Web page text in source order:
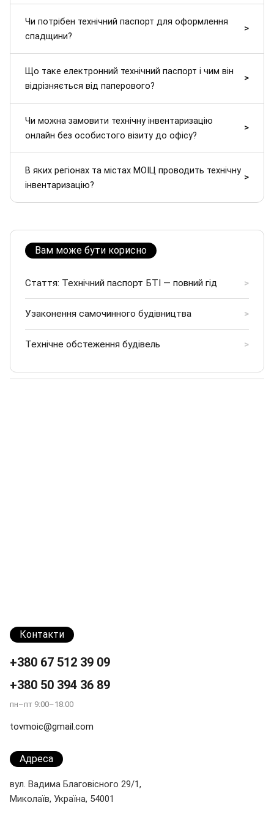
Чи потрібен технічний паспорт для оформлення
спадщини?
>
Що таке електронний технічний паспорт і чим він
відрізняється від паперового?
>
Чи можна замовити технічну інвентаризацію
онлайн без особистого візиту до офісу?
>
В яких регіонах та містах МОІЦ проводить технічну
інвентаризацію?
>
Вам може бути корисно
Стаття: Технічний паспорт БТІ — повний гід >
Узаконення самочинного будівництва >
Технічне обстеження будівель >
Контакти
+380 67 512 39 09
+380 50 394 36 89
пн–пт 9:00–18:00
tovmoic@gmail.com
Адреса
вул. Вадима Благовісного 29/1,
Миколаїв, Україна, 54001